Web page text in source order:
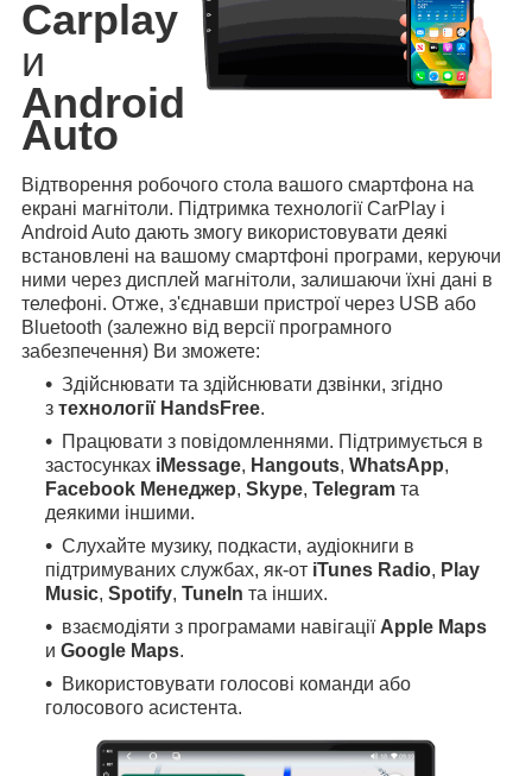
Carplay
и
Android
Auto
Відтворення робочого стола вашого смартфона на
екрані магнітоли. Підтримка технології CarPlay і
Android Auto дають змогу використовувати деякі
встановлені на вашому смартфоні програми, керуючи
ними через дисплей магнітоли, залишаючи їхні дані в
телефоні. Отже, з'єднавши пристрої через USB або
Bluetooth (залежно від версії програмного
забезпечення) Ви зможете:
Здійснювати та здійснювати дзвінки, згідно
з технології HandsFree.
Працювати з повідомленнями. Підтримується в
застосунках iMessage, Hangouts, WhatsApp,
Facebook Менеджер, Skype, Telegram та
деякими іншими.
Слухайте музику, подкасти, аудіокниги в
підтримуваних службах, як-от iTunes Radio, Play
Music, Spotify, TuneIn та інших.
взаємодіяти з програмами навігаціїApple Maps
и Google Maps.
Використовувати голосові команди або
голосового асистента.